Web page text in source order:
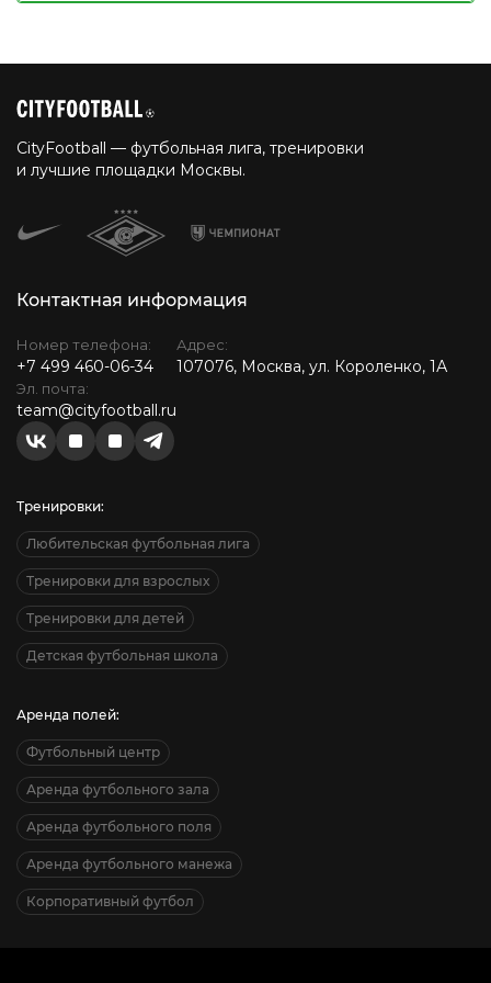
CityFootball — футбольная лига, тренировки
и лучшие площадки Москвы.
Контактная информация
Номер телефона:
+7 499 460-06-34
Эл. почта:
team@cityfootball.ru
Адрес:
107076, Москва, ул. Короленко, 1А
Тренировки:
Любительская футбольная лига
Тренировки для взрослых
Тренировки для детей
Детская футбольная школа
Аренда полей:
Футбольный центр
Аренда футбольного зала
Аренда футбольного поля
Аренда футбольного манежа
Корпоративный футбол